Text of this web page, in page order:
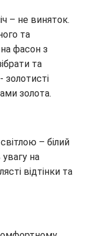
– не виняток.
та
на фасон з
та
золотисті
золота.
– білий
увагу на
відтінки та